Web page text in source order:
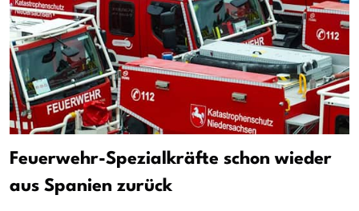
Feuerwehr-Spezialkräfte schon wieder
aus Spanien zurück